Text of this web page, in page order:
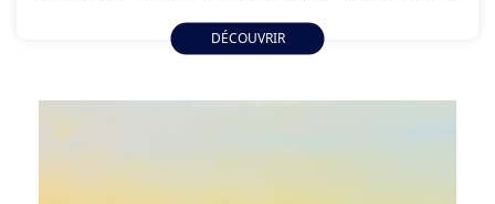
adaptée aux expéditeurs, agents de transit ou
commissionnaires de transport.
DÉCOUVRIR